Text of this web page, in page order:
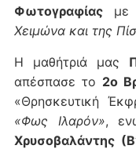
Φωτογραφίαςμε
Χειμώνα και της
Η μαθήτριά μας
απέσπασε το 2ο
«Θρησκευτική
«Φως Ιλαρόν»,
Χρυσοβαλάντης